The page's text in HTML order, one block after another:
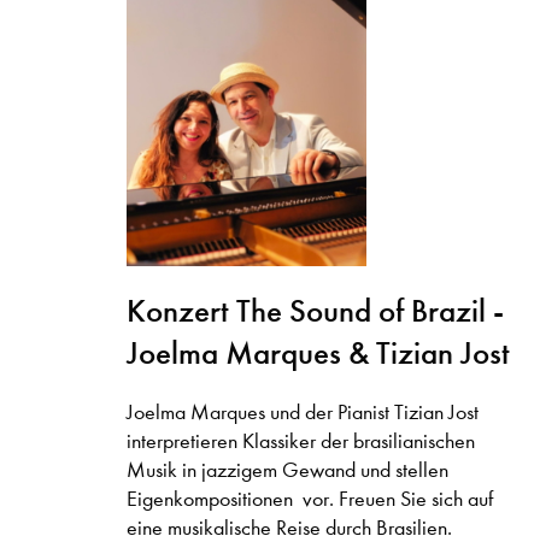
Konzert The Sound of Brazil -
Joelma Marques & Tizian Jost
Joelma Marques und der Pianist Tizian Jost
interpretieren Klassiker der brasilianischen
Musik in jazzigem Gewand und stellen
Eigenkompositionen vor. Freuen Sie sich auf
eine musikalische Reise durch Brasilien.